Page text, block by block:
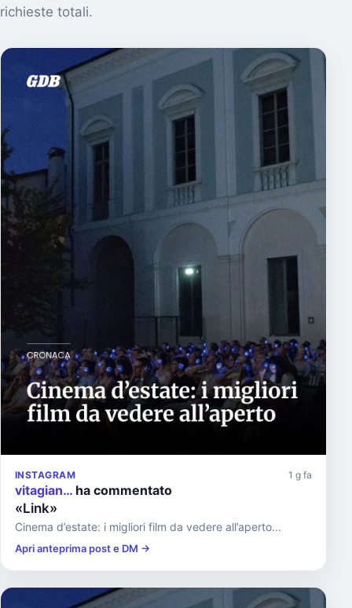
richieste totali.
INSTAGRAM 1 g fa
vitagian… ha commentato
«Link»
Cinema d’estate: i migliori film da vedere all’aperto...
Apri anteprima post e DM →